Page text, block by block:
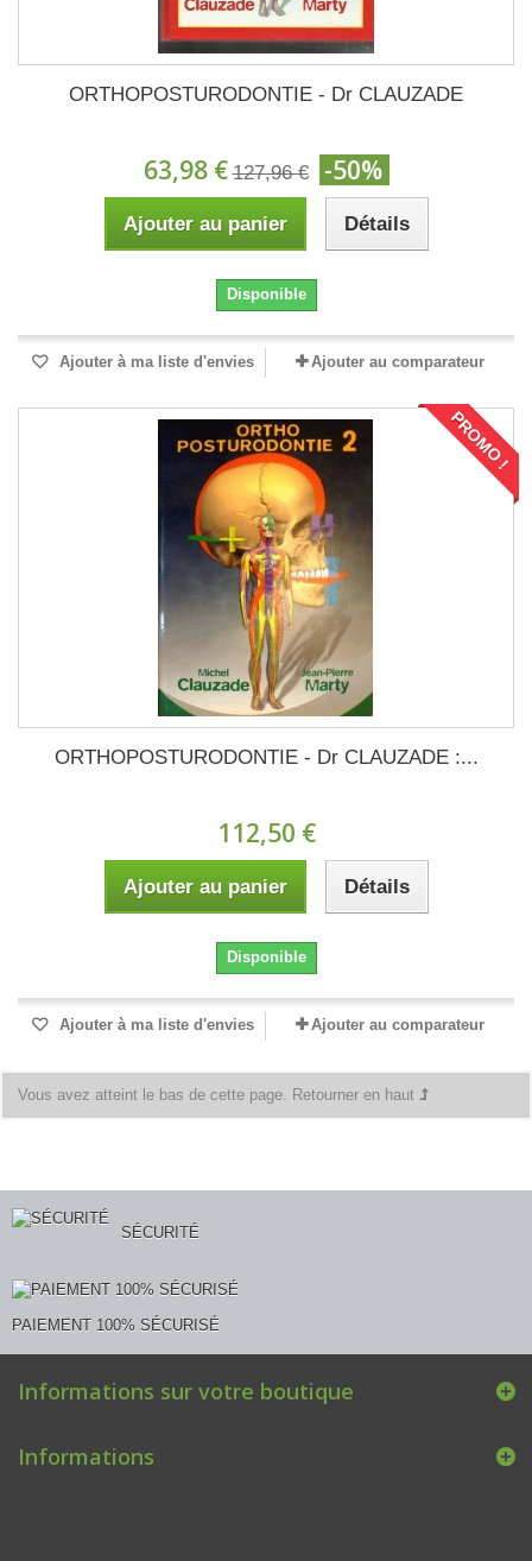
ORTHOPOSTURODONTIE - Dr CLAUZADE
63,98 € 127,96 € -50%
Ajouter au panier Détails
Disponible
Ajouter à ma liste d'envies Ajouter au comparateur
PROMO !
ORTHOPOSTURODONTIE - Dr CLAUZADE :...
112,50 €
Ajouter au panier Détails
Disponible
Ajouter à ma liste d'envies Ajouter au comparateur
Vous avez atteint le bas de cette page. Retourner en haut
SÉCURITÉ
PAIEMENT 100% SÉCURISÉ
Informations sur votre boutique
Informations